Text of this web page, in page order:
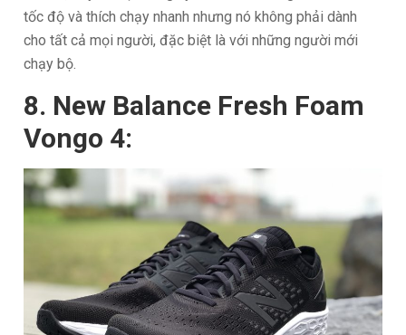
tốc độ và thích chạy nhanh nhưng nó không phải dành
cho tất cả mọi người, đặc biệt là với những người mới
chạy bộ.
8. New Balance Fresh Foam
Vongo 4: